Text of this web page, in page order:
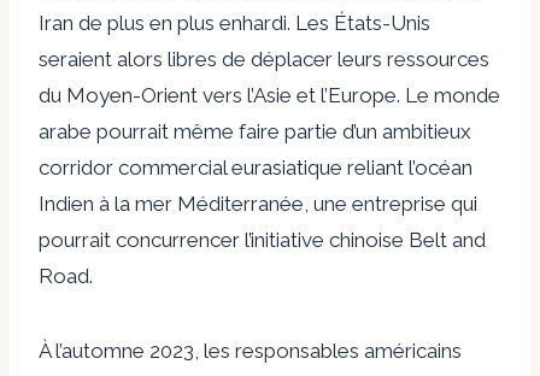
Iran de plus en plus enhardi. Les États-Unis
seraient alors libres de déplacer leurs ressources
du Moyen-Orient vers l’Asie et l’Europe. Le monde
arabe pourrait même faire partie d’un ambitieux
corridor commercial eurasiatique reliant l’océan
Indien à la mer Méditerranée, une entreprise qui
pourrait concurrencer l’initiative chinoise Belt and
Road.
À l’automne 2023, les responsables américains